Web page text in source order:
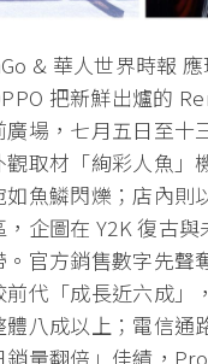
& 華人世界時報
把新鮮出爐的
場，七月五日至十
取材「絢彩人魚」
魚鱗閃爍；店內則
企圖在 Y2K 復古與
。官方銷售數字先聲
前代「成長近六成」
八成以上；電信通
量翻倍」佳績，